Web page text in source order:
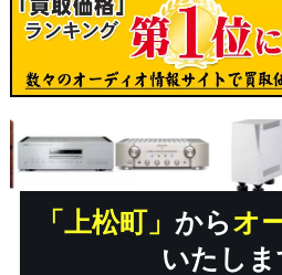
「上松町」 からオ
いたしま